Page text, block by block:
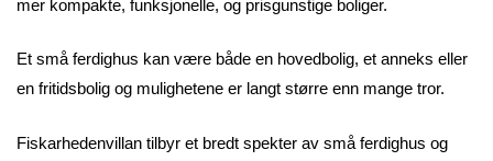
mer kompakte, funksjonelle, og prisgunstige boliger.
Et små ferdighus kan være både en hovedbolig, et anneks eller
en fritidsbolig og mulighetene er langt større enn mange tror.
Fiskarhedenvillan tilbyr et bredt spekter av små ferdighus og